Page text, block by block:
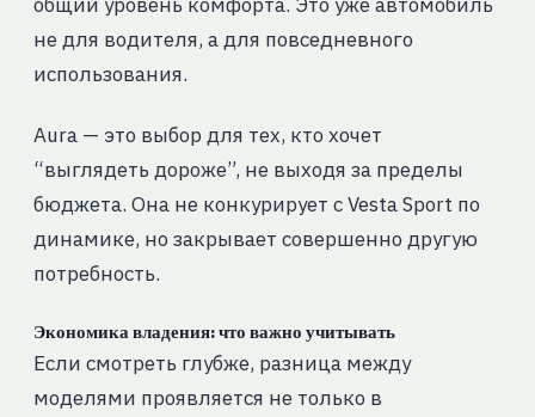
не для водителя, а для повседневного
использования.
Aura — это выбор для тех, кто хочет
“выглядеть дороже”, не выходя за пределы
бюджета. Она не конкурирует с Vesta Sport по
динамике, но закрывает совершенно другую
потребность.
Экономика владения: что важно учитывать
Если смотреть глубже, разница между
моделями проявляется не только в